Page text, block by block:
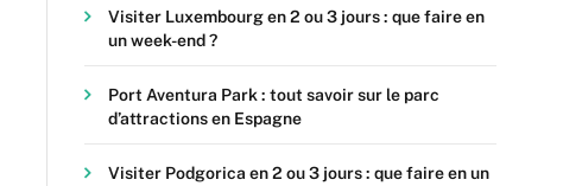
Visiter Luxembourg en 2 ou 3 jours : que faire en
un week-end ?
Port Aventura Park : tout savoir sur le parc
d’attractions en Espagne
Visiter Podgorica en 2 ou 3 jours : que faire en un